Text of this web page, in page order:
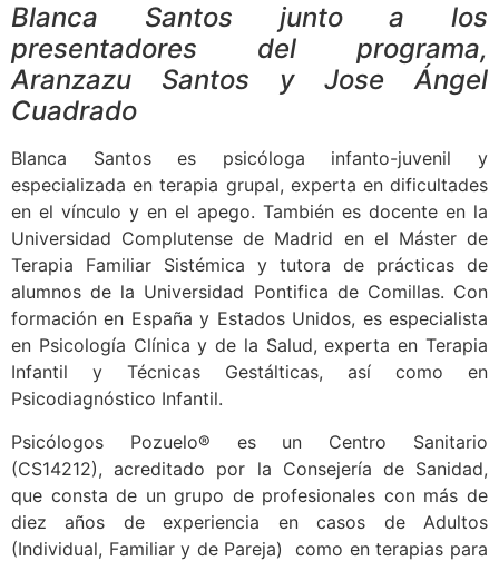
Blanca Santos junto a los
presentadores del programa,
Aranzazu Santos y Jose Ángel
Cuadrado
Blanca Santos es psicóloga infanto-juvenil y
especializada en terapia grupal, experta en dificultades
en el vínculo y en el apego. También es docente en la
Universidad Complutense de Madrid en el Máster de
Terapia Familiar Sistémica y tutora de prácticas de
alumnos de la Universidad Pontifica de Comillas. Con
formación en España y Estados Unidos, es especialista
en Psicología Clínica y de la Salud, experta en Terapia
Infantil y Técnicas Gestálticas, así como en
Psicodiagnóstico Infantil.
Psicólogos Pozuelo® es un Centro Sanitario
(CS14212), acreditado por la Consejería de Sanidad,
que consta de un grupo de profesionales con más de
diez años de experiencia en casos de Adultos
(Individual, Familiar y de Pareja) como en terapias para